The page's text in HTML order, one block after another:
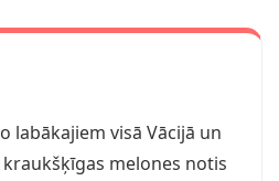
labākajiem visā Vācijā un
melones notis